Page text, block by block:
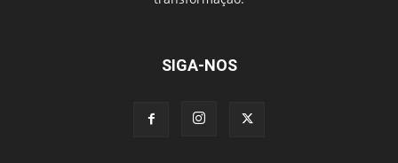
SIGA-NOS